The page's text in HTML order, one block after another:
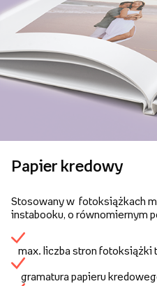
Papier kredowy
Stosowany w fotoksiążkach
instabooku, o równomiernym
max. liczba stron fotoksiążki
gramatura papieru